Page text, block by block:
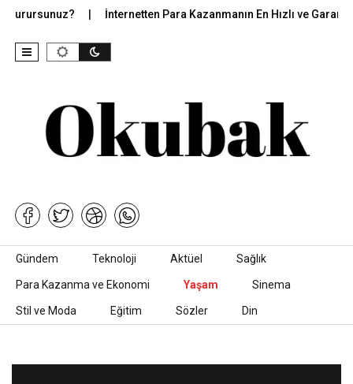
İnternetten Para Kazanmanın En Hızlı ve Garantili
İçeriğe geç
Gündem Teknoloji Aktüel Sağlık
Para Kazanma ve Ekonomi Yaşam Sinema
Stil ve Moda Eğitim Sözler Din